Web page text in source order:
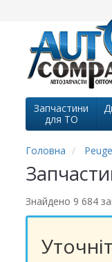
Запчастини
для ТО
Головна
Знайдено 9 684